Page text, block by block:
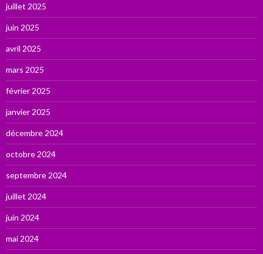
juillet 2025
juin 2025
avril 2025
mars 2025
février 2025
janvier 2025
décembre 2024
octobre 2024
septembre 2024
juillet 2024
juin 2024
mai 2024